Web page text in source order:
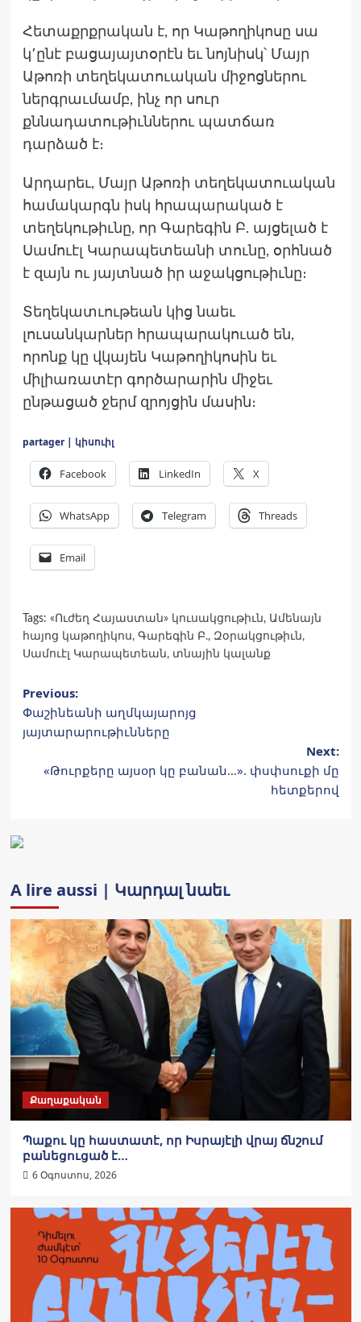
Հետաքրքրական է, որ Կաթողիկոսը սա
կ՚ընէ բացայայտօրէն եւ նոյնիսկ՝ Մայր
Աթոռի տեղեկատուական միջոցներու
ներգրաւմամբ, ինչ որ սուր
քննադատութիւններու պատճառ
դարձած է։
Արդարեւ, Մայր Աթոռի տեղեկատուական
համակարգն իսկ հրապարակած է
տեղեկութիւնը, որ Գարեգին Բ. այցելած է
Սամուէլ Կարապետեանի տունը, օրհնած
է զայն ու յայտնած իր աջակցութիւնը։
Տեղեկատւութեան կից նաեւ
լուսանկարներ հրապարակուած են,
որոնք կը վկայեն Կաթողիկոսին եւ
միլիառատէր գործարարին միջեւ
ընթացած ջերմ զրոյցին մասին։
partager | կիսուիլ
Facebook LinkedIn X
WhatsApp Telegram Threads
Email
Tags: «Ուժեղ Հայաստան» կուսակցութիւն, Ամենայն
հայոց կաթողիկոս, Գարեգին Բ., Զօրակցութիւն,
Սամուէլ Կարապետեան, տնային կալանք
Post
navigation
Previous:
Փաշինեանի աղմկայարոյց
յայտարարութիւնները
Next:
«Թուրքերը այսօր կը բանան…». փսփսուքի մը
հետքերով
A lire aussi | Կարդալ նաեւ
Քաղաքական
Պաքու կը հաստատէ, որ Իսրայէլի վրայ ճնշում
բանեցուցած է…
6 Օգոստոս, 2026